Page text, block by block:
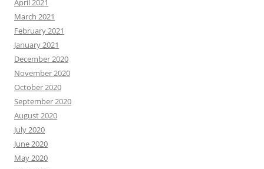
April 2021
March 2021
February 2021
January 2021
December 2020
November 2020
October 2020
September 2020
August 2020
July 2020
June 2020
May 2020